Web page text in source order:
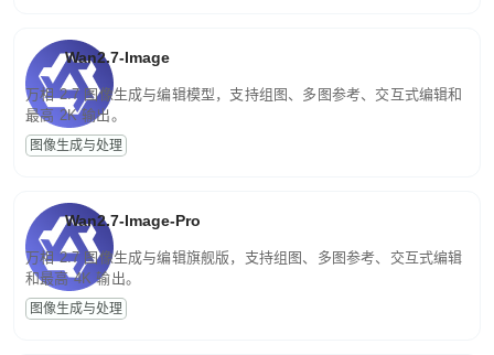
Wan2.7-Image
万相 2.7 图像生成与编辑模型，支持组图、多图参考、交互式编辑和
最高 2K 输出。
图像生成与处理
Wan2.7-Image-Pro
万相 2.7 图像生成与编辑旗舰版，支持组图、多图参考、交互式编辑
和最高 4K 输出。
图像生成与处理